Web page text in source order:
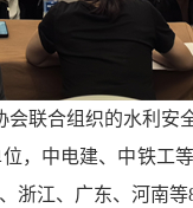
联合组织的水利安
，中电建、中铁工
浙江、广东、河南